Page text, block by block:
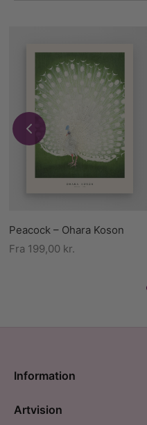
Peacock – Ohara Koson
Fra 199,00 kr.
Information
Artvision